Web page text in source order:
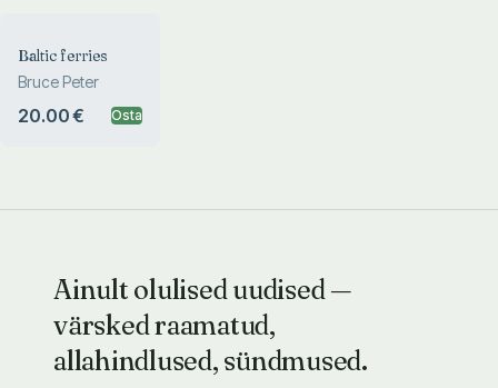
Baltic ferries
Bruce Peter
20.00 € Osta
Ainult olulised uudised —
värsked raamatud,
allahindlused, sündmused.